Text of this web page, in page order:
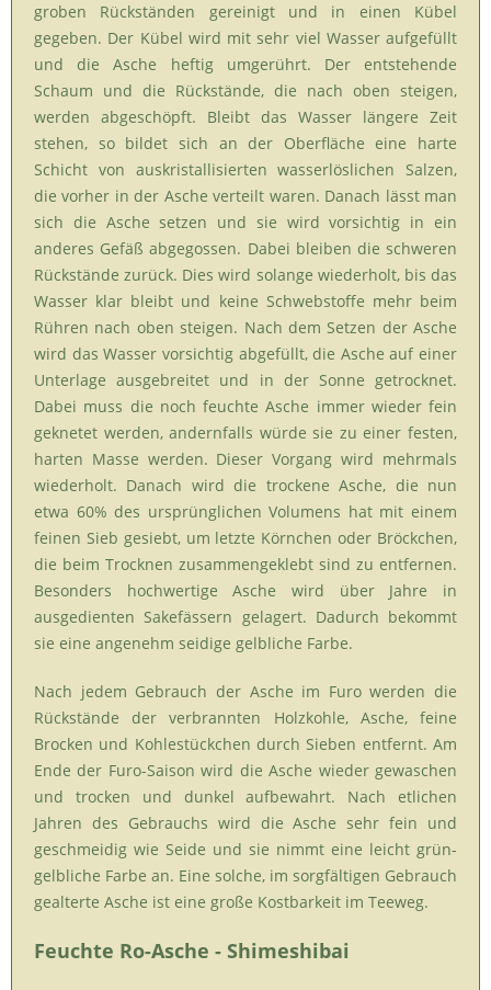
groben Rückständen gereinigt und in einen Kübel
gegeben. Der Kübel wird mit sehr viel Wasser aufgefüllt
und die Asche heftig umgerührt. Der entstehende
Schaum und die Rückstände, die nach oben steigen,
werden abgeschöpft. Bleibt das Wasser längere Zeit
stehen, so bildet sich an der Oberfläche eine harte
Schicht von auskristallisierten wasserlöslichen Salzen,
die vorher in der Asche verteilt waren. Danach lässt man
sich die Asche setzen und sie wird vorsichtig in ein
anderes Gefäß abgegossen. Dabei bleiben die schweren
Rückstände zurück. Dies wird solange wiederholt, bis das
Wasser klar bleibt und keine Schwebstoffe mehr beim
Rühren nach oben steigen. Nach dem Setzen der Asche
wird das Wasser vorsichtig abgefüllt, die Asche auf einer
Unterlage ausgebreitet und in der Sonne getrocknet.
Dabei muss die noch feuchte Asche immer wieder fein
geknetet werden, andernfalls würde sie zu einer festen,
harten Masse werden. Dieser Vorgang wird mehrmals
wiederholt. Danach wird die trockene Asche, die nun
etwa 60% des ursprünglichen Volumens hat mit einem
feinen Sieb gesiebt, um letzte Körnchen oder Bröckchen,
die beim Trocknen zusammengeklebt sind zu entfernen.
Besonders hochwertige Asche wird über Jahre in
ausgedienten Sakefässern gelagert. Dadurch bekommt
sie eine angenehm seidige gelbliche Farbe.
Nach jedem Gebrauch der Asche im Furo werden die
Rückstände der verbrannten Holzkohle, Asche, feine
Brocken und Kohlestückchen durch Sieben entfernt. Am
Ende der Furo-Saison wird die Asche wieder gewaschen
und trocken und dunkel aufbewahrt. Nach etlichen
Jahren des Gebrauchs wird die Asche sehr fein und
geschmeidig wie Seide und sie nimmt eine leicht grün-
gelbliche Farbe an. Eine solche, im sorgfältigen Gebrauch
gealterte Asche ist eine große Kostbarkeit im Teeweg.
Feuchte Ro-Asche - Shimeshibai